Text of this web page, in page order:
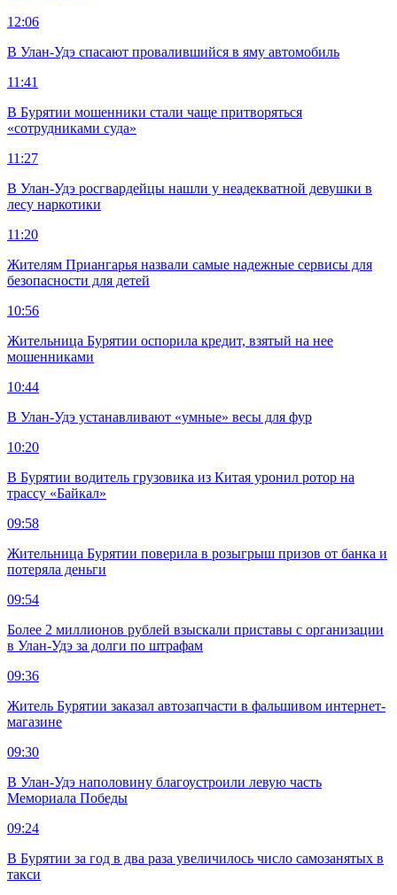
12:06
В Улан-Удэ спасают провалившийся в яму автомобиль
11:41
В Бурятии мошенники стали чаще притворяться
«сотрудниками суда»
11:27
В Улан-Удэ росгвардейцы нашли у неадекватной девушки в
лесу наркотики
11:20
Жителям Приангарья назвали самые надежные сервисы для
безопасности для детей
10:56
Жительница Бурятии оспорила кредит, взятый на нее
мошенниками
10:44
В Улан-Удэ устанавливают «умные» весы для фур
10:20
В Бурятии водитель грузовика из Китая уронил ротор на
трассу «Байкал»
09:58
Жительница Бурятии поверила в розыгрыш призов от банка и
потеряла деньги
09:54
Более 2 миллионов рублей взыскали приставы с организации
в Улан-Удэ за долги по штрафам
09:36
Житель Бурятии заказал автозапчасти в фальшивом интернет-
магазине
09:30
В Улан-Удэ наполовину благоустроили левую часть
Мемориала Победы
09:24
В Бурятии за год в два раза увеличилось число самозанятых в
такси